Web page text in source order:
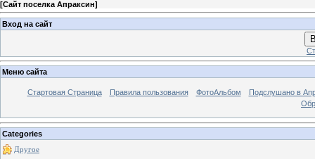
[Сайт поселка Апраксин]
Вход на сайт
Меню сайта
Стартовая Страница Правила пользования ФотоАльбом
Подслушано в
Categories
Другое